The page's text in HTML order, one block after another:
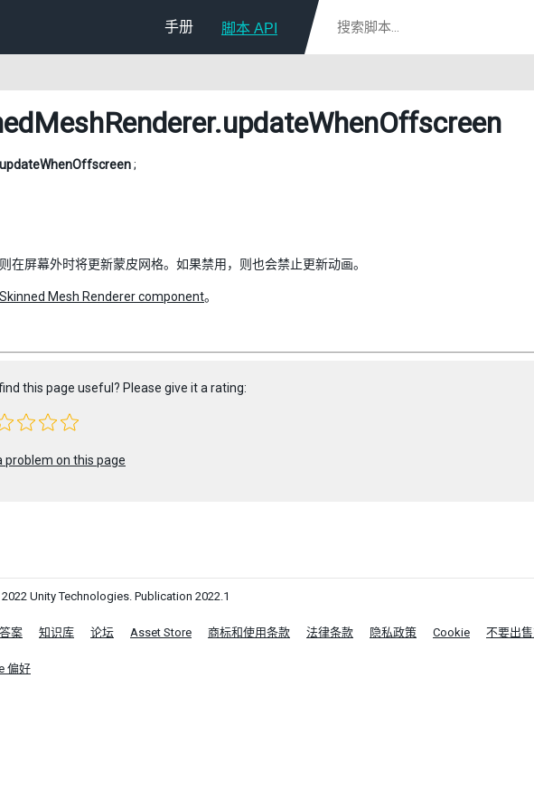
手册 脚本 API
.updateWhenOffscreen
updateWhenOffscreen;
在屏幕外时将更新蒙皮网格。如果禁用，则也会禁止更新动画。
Skinned Mesh Renderer component。
this page useful? Please give it a rating:
problem on this page
Unity Technologies. Publication 2022.1
案 知识库 论坛 Asset Store 商标和使用条款 法律条款 隐私政策 Cookie 不要出
偏好